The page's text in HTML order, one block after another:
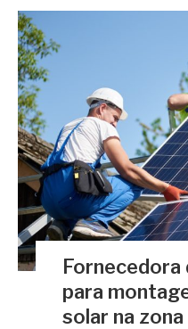
para
solar na